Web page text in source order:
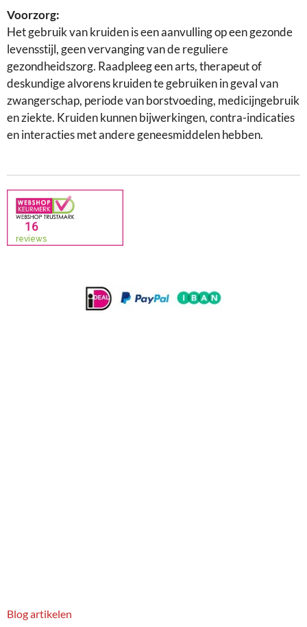
Voorzorg:
Het gebruik van kruiden is een aanvulling op een gezonde
levensstijl, geen vervanging van de reguliere
gezondheidszorg. Raadpleeg een arts, therapeut of
deskundige alvorens kruiden te gebruiken in geval van
zwangerschap, periode van borstvoeding, medicijngebruik
en ziekte. Kruiden kunnen bijwerkingen, contra-indicaties
en interacties met andere geneesmiddelen hebben.
Blog artikelen